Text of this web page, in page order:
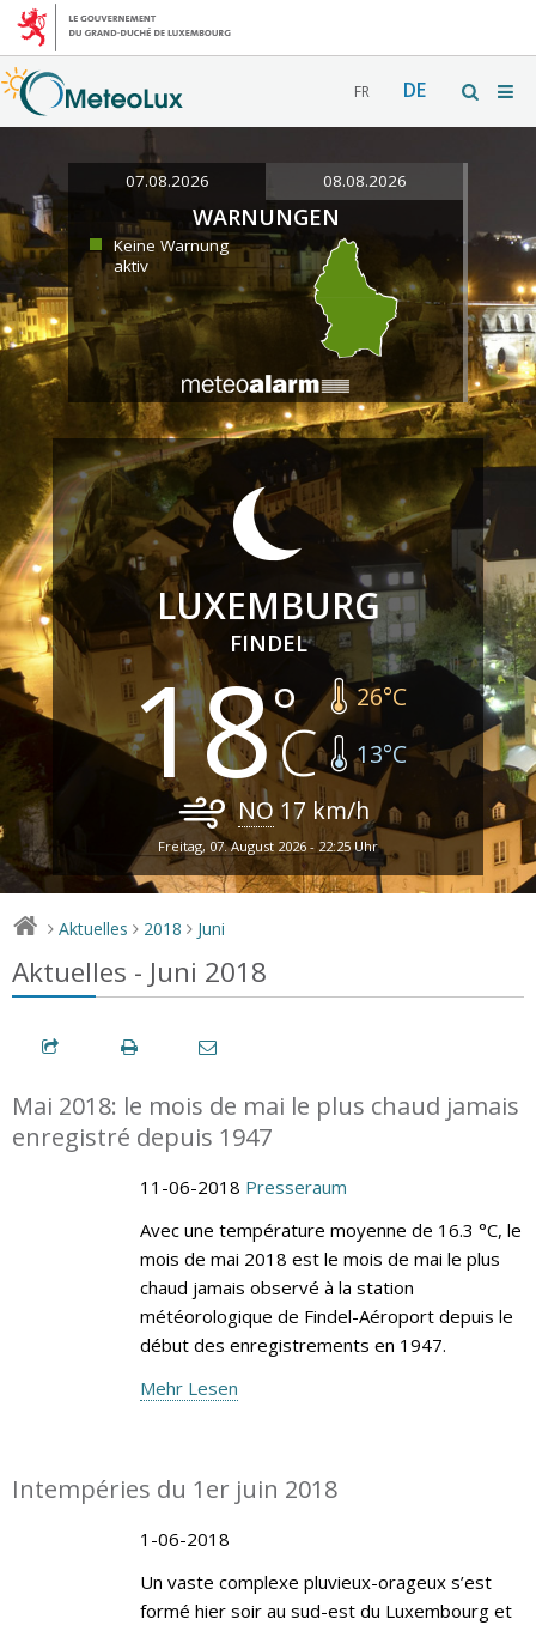
FR DE
07.08.2026 08.08.2026
WARNUNGEN
Keine Warnung
aktiv
LUXEMBURG
FINDEL
18 26°C
13°C
NO 17 km/h
Freitag, 07. August 2026 - 22:25 Uhr
> Aktuelles > 2018 > Juni
Aktuelles - Juni 2018
Mai 2018: le mois de mai le plus chaud jamais
enregistré depuis 1947
11-06-2018 Presseraum
Avec une température moyenne de 16.3 °C, le
mois de mai 2018 est le mois de mai le plus
chaud jamais observé à la station
météorologique de Findel-Aéroport depuis le
début des enregistrements en 1947.
Mehr Lesen
Intempéries du 1er juin 2018
1-06-2018
Un vaste complexe pluvieux-orageux s’est
formé hier soir au sud-est du Luxembourg et